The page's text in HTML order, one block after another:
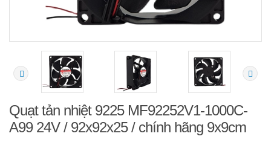
Quạt tản nhiệt 9225 MF92252V1-1000C-
A99 24V / 92x92x25 / chính hãng 9x9cm